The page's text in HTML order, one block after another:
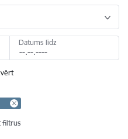
Datums līdz
filtrus